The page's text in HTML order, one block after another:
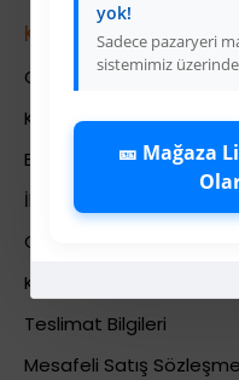
yok!
Sadece pazaryeri
sistemimiz
🎫 Mağaza
Kurumsal
Colezium Hakkında
Kurumsal Bilgiler
Banka Hesab Bilgileri
İletişim
Gizlilik Politikası
Kullanıcı Sözleşmesi
Teslimat Bilgileri
Mesafeli Satış